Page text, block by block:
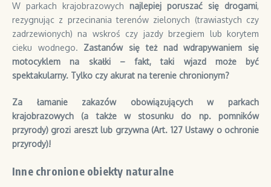
W parkach krajobrazowych najlepiej poruszać się drogami,
rezygnując z przecinania terenów zielonych (trawiastych czy
zadrzewionych) na wskroś czy jazdy brzegiem lub korytem
cieku wodnego. Zastanów się też nad wdrapywaniem się
motocyklem na skałki – fakt, taki wjazd może być
spektakularny. Tylko czy akurat na terenie chronionym?
Za łamanie zakazów obowiązujących w parkach
krajobrazowych (a także w stosunku do np. pomników
przyrody) grozi areszt lub grzywna (Art. 127 Ustawy o ochronie
przyrody)!
Inne chronione obiekty naturalne